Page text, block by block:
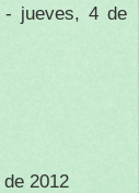
- jueves, 4 de
2012